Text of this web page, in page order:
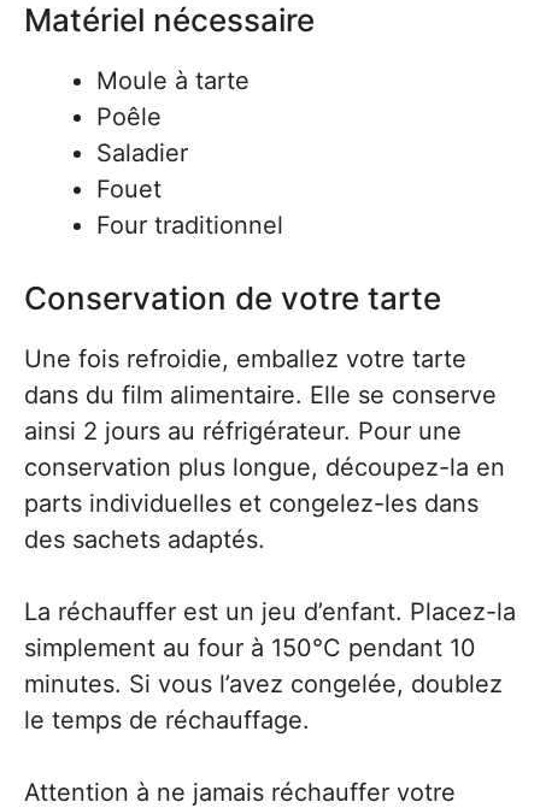
Matériel nécessaire
Moule à tarte
Poêle
Saladier
Fouet
Four traditionnel
Conservation de votre tarte
Une fois refroidie, emballez votre tarte
dans du film alimentaire. Elle se conserve
ainsi 2 jours au réfrigérateur. Pour une
conservation plus longue, découpez-la en
parts individuelles et congelez-les dans
des sachets adaptés.
La réchauffer est un jeu d’enfant. Placez-la
simplement au four à 150°C pendant 10
minutes. Si vous l’avez congelée, doublez
le temps de réchauffage.
Attention à ne jamais réchauffer votre